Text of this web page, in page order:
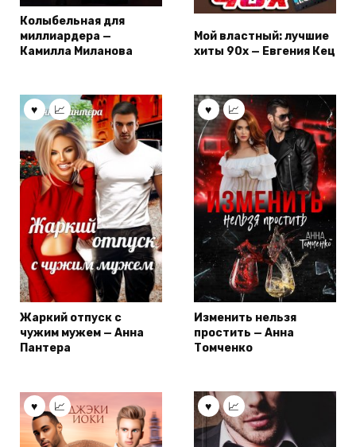
Колыбельная для
миллиардера —
Камилла Миланова
Мой властный: лучшие
хиты 90х — Евгения Кец
Жаркий отпуск с
чужим мужем — Анна
Пантера
Изменить нельзя
простить — Анна
Томченко